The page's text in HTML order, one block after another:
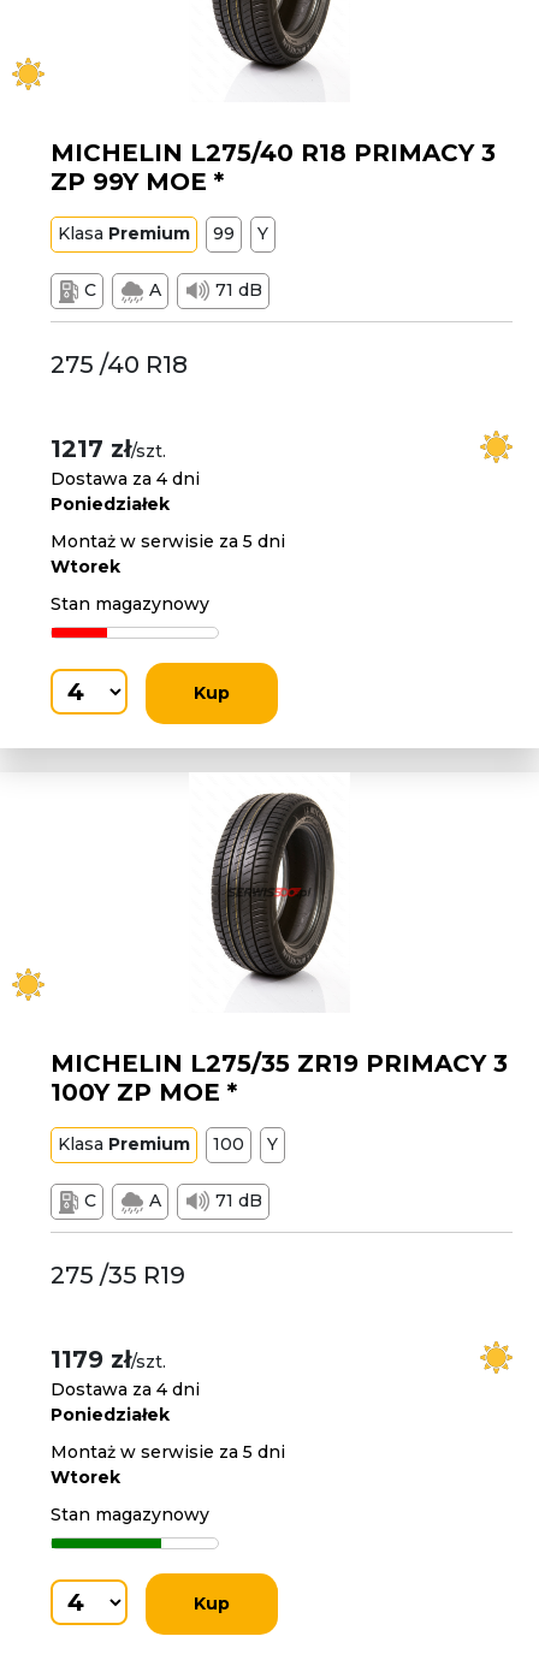
MICHELIN L275/40 R18 PRIMACY 3
ZP 99Y MOE *
Klasa Premium 99 Y
C A 71 dB
275 /40 R18
1217 zł/szt.
Dostawa za 4 dni
Poniedziałek
Montaż w serwisie za 5 dni
Wtorek
Stan magazynowy
Kup
MICHELIN L275/35 ZR19 PRIMACY 3
100Y ZP MOE *
Klasa Premium 100 Y
C A 71 dB
275 /35 R19
1179 zł/szt.
Dostawa za 4 dni
Poniedziałek
Montaż w serwisie za 5 dni
Wtorek
Stan magazynowy
Kup